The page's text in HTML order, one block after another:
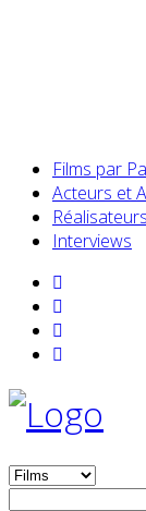
Films par
Acteurs et
Interviews